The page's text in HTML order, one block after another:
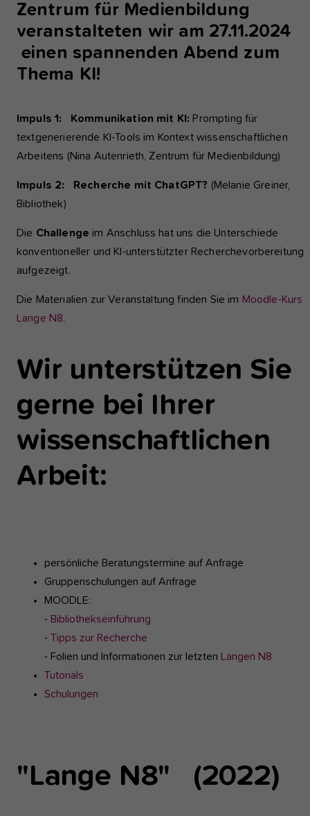
Zentrum für Medienbildung
veranstalteten wir am 27.11.2024
einen spannenden Abend zum
Thema KI!
Impuls 1: Kommunikation mit KI: Prompting für
textgenerierende KI-Tools im Kontext wissenschaftlichen
Arbeitens (Nina Autenrieth, Zentrum für Medienbildung)
Impuls 2: Recherche mit ChatGPT? (Melanie Greiner,
Bibliothek)
Die Challenge im Anschluss hat uns die Unterschiede
konventioneller und KI-unterstützter Recherchevorbereitung
aufgezeigt.
Die Materialien zur Veranstaltung finden Sie im Moodle-Kurs
Lange N8.
Wir unterstützen Sie
gerne bei Ihrer
wissenschaftlichen
Arbeit:
persönliche Beratungstermine auf Anfrage
Gruppenschulungen auf Anfrage
MOODLE:
- Bibliothekseinführung
- Tipps zur Recherche
- Folien und Informationen zur letzten
Langen N8
Tutorials
Schulungen
"Lange N8" (2022)